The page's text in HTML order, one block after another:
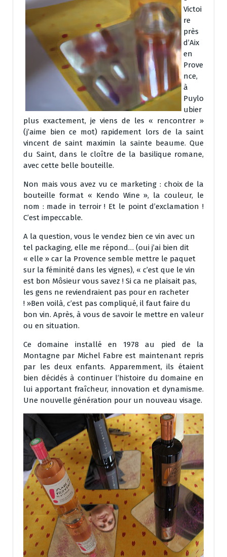
Victoi
re
près
d’Aix
en
Prove
nce,
à
Puylo
ubier
plus exactement, je viens de les « rencontrer »
(j’aime bien ce mot) rapidement lors de la saint
vincent de saint maximin la sainte beaume. Que
du Saint, dans le cloître de la basilique romane,
avec cette belle bouteille.
Non mais vous avez vu ce marketing : choix de la
bouteille format « Kendo Wine », la couleur, le
nom : made in terroir ! Et le point d’exclamation !
C’est impeccable.
A la question, vous le vendez bien ce vin avec un
tel packaging, elle me répond… (oui j’ai bien dit
« elle » car la Provence semble mettre le paquet
sur la féminité dans les vignes), « c’est que le vin
est bon Môsieur vous savez ! Si ca ne plaisait pas,
les gens ne reviendraient pas pour en racheter
! »Ben voilà, c’est pas compliqué, il faut faire du
bon vin. Après, à vous de savoir le mettre en valeur
ou en situation.
Ce domaine installé en 1978 au pied de la
Montagne par Michel Fabre est maintenant repris
par les deux enfants. Apparemment, ils étaient
bien décidés à continuer l’histoire du domaine en
lui apportant fraîcheur, innovation et dynamisme.
Une nouvelle génération pour un nouveau visage.